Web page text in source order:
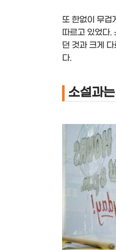
또 한없이 무겁
따르고 있었다.
던 것과 크게
다.
소설과